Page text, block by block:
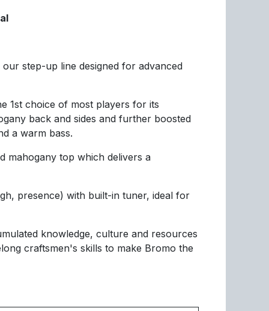
step-up line designed for advanced
1st choice of most players for its
back and sides and further boosted
a warm bass.
mahogany top which delivers a
presence) with built-in tuner, ideal for
knowledge, culture and resources
craftsmen's skills to make Bromo the